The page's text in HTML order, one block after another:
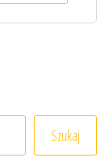
Szukaj